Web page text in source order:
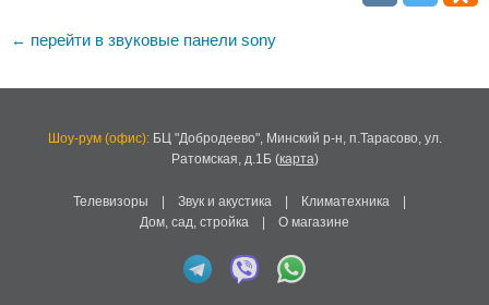
← перейти в звуковые панели sony
Шоу-рум (офис):БЦ "Добродеево", Минский р-н, п.Тарасово, ул.
Ратомская, д.1Б(карта)
Телевизоры Звук и акустика Климатехника
Дом, сад, стройка
О магазине